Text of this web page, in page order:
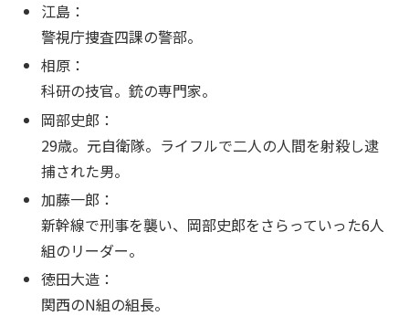
江島：
警視庁捜査四課の警部。
相原：
科研の技官。銃の専門家。
岡部史郎：
29歳。元自衛隊。ライフルで二人の人間を射殺し逮
捕された男。
加藤一郎：
新幹線で刑事を襲い、岡部史郎をさらっていった6人
組のリーダー。
徳田大造：
関西のN組の組長。